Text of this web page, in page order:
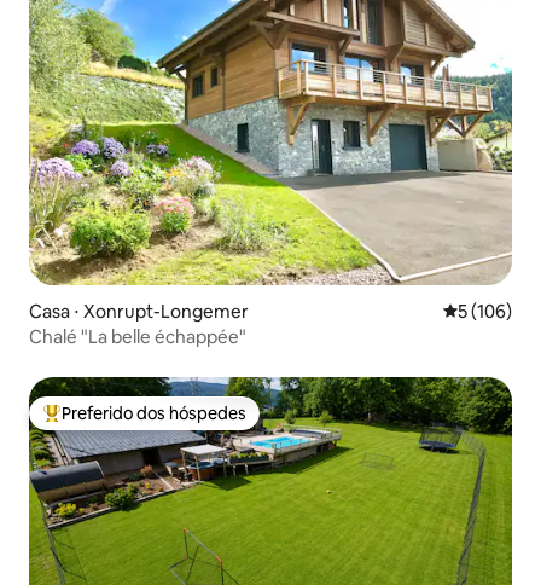
Casa ⋅ Xonrupt-Longemer 5 de uma
5 (106)
Chalé "La belle échappée"
Entre os melhores preferidos dos hóspedes
Preferido dos hóspedes